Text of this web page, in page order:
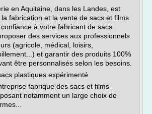
en Aquitaine, dans les Landes, est
fabrication et la vente de sacs et films
à votre fabricant de sacs
des services aux professionnels
(agricole, médical, loisirs,
et garantir des produits 100%
être personnalisés selon les besoins.
plastiques expérimenté
fabrique des sacs et films
notamment un large choix de